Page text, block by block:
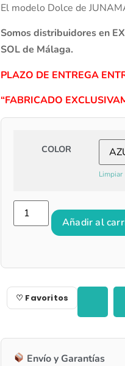
El modelo Dolce de
Somos distribuidores en
SOL de Málaga.
PLAZO DE ENTREGA
“FABRICADO
COLOR
Limpiar
Añadir al
♡ Favoritos
Envío y Garantías